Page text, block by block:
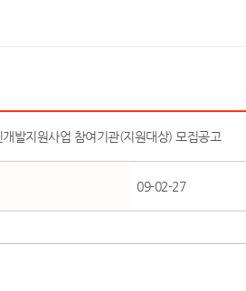
발지원사업 참여기관(지원대상) 모집공고
09-02-27